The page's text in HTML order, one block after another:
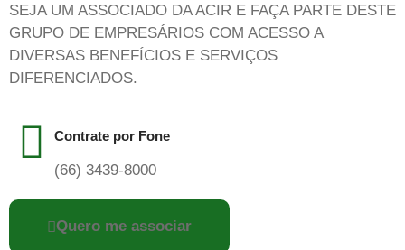
SEJA UM ASSOCIADO DA ACIR E FAÇA PARTE DESTE
GRUPO DE EMPRESÁRIOS COM ACESSO A
DIVERSAS BENEFÍCIOS E SERVIÇOS
DIFERENCIADOS.
Contrate por Fone
(66) 3439-8000
Quero me associar